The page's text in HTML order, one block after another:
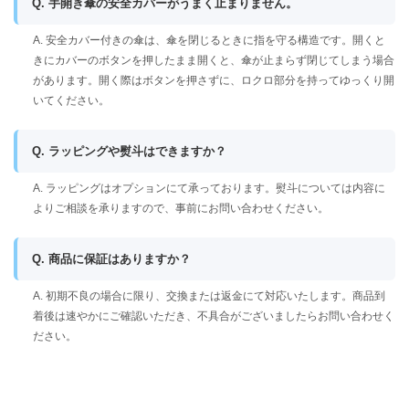
Q. 手開き傘の安全カバーがうまく止まりません。
A. 安全カバー付きの傘は、傘を閉じるときに指を守る構造です。開くと
きにカバーのボタンを押したまま開くと、傘が止まらず閉じてしまう場合
があります。開く際はボタンを押さずに、ロクロ部分を持ってゆっくり開
いてください。
Q. ラッピングや熨斗はできますか？
A. ラッピングはオプションにて承っております。熨斗については内容に
よりご相談を承りますので、事前にお問い合わせください。
Q. 商品に保証はありますか？
A. 初期不良の場合に限り、交換または返金にて対応いたします。商品到
着後は速やかにご確認いただき、不具合がございましたらお問い合わせく
ださい。